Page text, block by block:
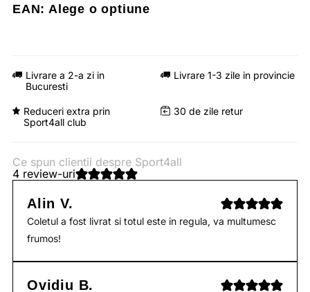
EAN: Alege o optiune
Livrare a 2-a zi in
Bucuresti
Livrare 1-3 zile in provincie
Reduceri extra prin
Sport4all club
30 de zile retur
Ce spun clientii despre Sport4all
4 review-uri
Alin V.
Coletul a fost livrat si totul este in regula, va multumesc
frumos!
Ovidiu B.